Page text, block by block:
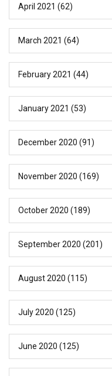
April 2021 (62)
March 2021 (64)
February 2021 (44)
January 2021 (53)
December 2020 (91)
November 2020 (169)
October 2020 (189)
September 2020 (201)
August 2020 (115)
July 2020 (125)
June 2020 (125)